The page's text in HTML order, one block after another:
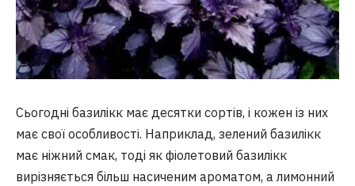
Сьогодні базилікк має десятки сортів, і кожен із них
має свої особливості. Наприклад, зелений базилікк
має ніжний смак, тоді як фіолетовий базилікк
вирізняється більш насиченим ароматом, а лимонний